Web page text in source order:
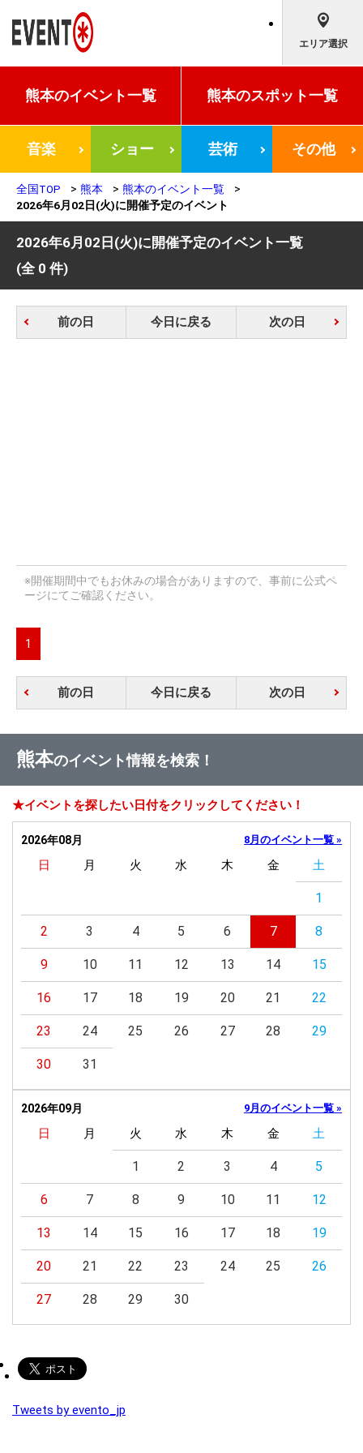
エリア選択
熊本のイベント一覧 熊本のスポット一覧
音楽 ショー 芸術 その他
全国TOP 熊本
熊本のイベント一覧
2026年6月02日(火)に開催予定のイベント
2026年6月02日(火)に開催予定のイベント一覧
(全 0 件)
前の日 今日に戻る 次の日
※開催期間中でもお休みの場合がありますので、事前に公式ペ
ージにてご確認ください。
1
前の日 今日に戻る 次の日
熊本のイベント情報を検索！
★イベントを探したい日付をクリックしてください！
2026年08月 8月のイベント一覧 »
日 月 火 水 木 金 土
1
2 3 4 5 6 7 8
9 10 11 12 13 14 15
16 17 18 19 20 21 22
23 24 25 26 27 28 29
30 31
2026年09月 9月のイベント一覧 »
日 月 火 水 木 金 土
1 2 3 4 5
6 7 8 9 10 11 12
13 14 15 16 17 18 19
20 21 22 23 24 25 26
27 28 29 30
Tweets by evento_jp